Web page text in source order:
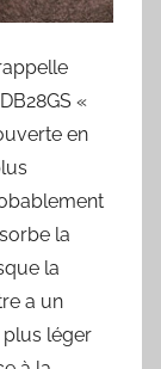
«
en
la
la
a un
plus léger